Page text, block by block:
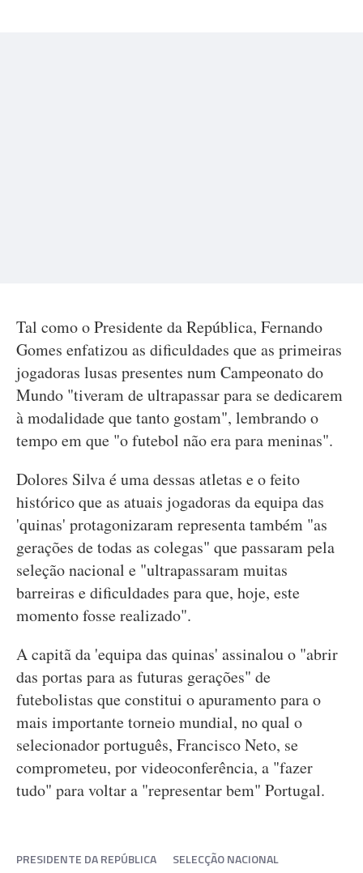
Tal como o Presidente da República, Fernando
Gomes enfatizou as dificuldades que as primeiras
jogadoras lusas presentes num Campeonato do
Mundo "tiveram de ultrapassar para se dedicarem
à modalidade que tanto gostam", lembrando o
tempo em que "o futebol não era para meninas".
Dolores Silva é uma dessas atletas e o feito
histórico que as atuais jogadoras da equipa das
'quinas' protagonizaram representa também "as
gerações de todas as colegas" que passaram pela
seleção nacional e "ultrapassaram muitas
barreiras e dificuldades para que, hoje, este
momento fosse realizado".
A capitã da 'equipa das quinas' assinalou o "abrir
das portas para as futuras gerações" de
futebolistas que constitui o apuramento para o
mais importante torneio mundial, no qual o
selecionador português, Francisco Neto, se
comprometeu, por videoconferência, a "fazer
tudo" para voltar a "representar bem" Portugal.
PRESIDENTE DA REPÚBLICA
SELECÇÃO NACIONAL